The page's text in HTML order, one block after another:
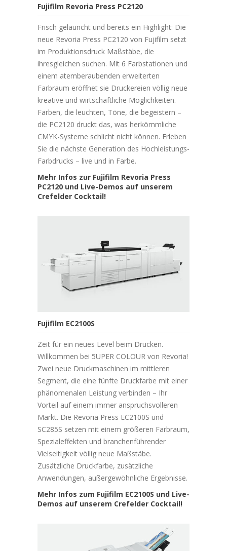
Fujifilm Revoria Press PC2120
Frisch gelauncht und bereits ein Highlight: Die
neue Revoria Press PC2120 von Fujifilm setzt
im Produktionsdruck Maßstäbe, die
ihresgleichen suchen. Mit 6 Farbstationen und
einem atemberaubenden erweiterten
Farbraum eröffnet sie Druckereien völlig neue
kreative und wirtschaftliche Möglichkeiten.
Farben, die leuchten, Töne, die begeistern –
die PC2120 druckt das, was herkömmliche
CMYK-Systeme schlicht nicht können. Erleben
Sie die nächste Generation des Hochleistungs-
Farbdrucks – live und in Farbe.
Mehr Infos zur Fujifilm Revoria Press
PC2120 und Live-Demos auf unserem
Crefelder Cocktail!
Fujifilm EC2100S
Zeit für ein neues Level beim Drucken.
Willkommen bei 5UPER COLOUR von Revoria!
Zwei neue Druckmaschinen im mittleren
Segment, die eine fünfte Druckfarbe mit einer
phänomenalen Leistung verbinden – Ihr
Vorteil auf einem immer anspruchsvolleren
Markt. Die Revoria Press EC2100S und
SC285S setzen mit einem größeren Farbraum,
Spezialeffekten und branchenführender
Vielseitigkeit völlig neue Maßstäbe.
Zusätzliche Druckfarbe, zusätzliche
Anwendungen, außergewöhnliche Ergebnisse.
Mehr Infos zum Fujifilm EC2100S und Live-
Demos auf unserem Crefelder Cocktail!